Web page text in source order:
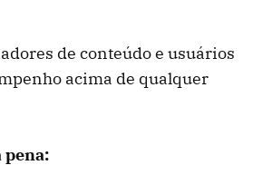
de conteúdo e usuários
acima de qualquer
pena: